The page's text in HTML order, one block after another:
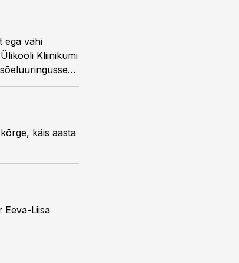
ega vähi
Kliinikumi
põhisega.
käis aasta
Eeva-Liisa